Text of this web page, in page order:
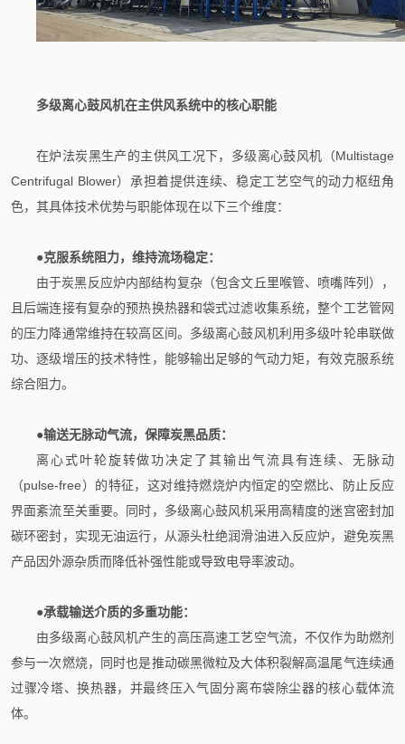
多级离心鼓风机在主供风系统中的核心职能
在炉法炭黑生产的主供风工况下，多级离心鼓风机（Multistage
Centrifugal Blower）承担着提供连续、稳定工艺空气的动力枢纽角
色，其具体技术优势与职能体现在以下三个维度：
●克服系统阻力，维持流场稳定：
由于炭黑反应炉内部结构复杂（包含文丘里喉管、喷嘴阵列），
且后端连接有复杂的预热换热器和袋式过滤收集系统，整个工艺管网
的压力降通常维持在较高区间。多级离心鼓风机利用多级叶轮串联做
功、逐级增压的技术特性，能够输出足够的气动力矩，有效克服系统
综合阻力。
●输送无脉动气流，保障炭黑品质：
离心式叶轮旋转做功决定了其输出气流具有连续、无脉动
（pulse-free）的特征，这对维持燃烧炉内恒定的空燃比、防止反应
界面紊流至关重要。同时，多级离心鼓风机采用高精度的迷宫密封加
碳环密封，实现无油运行，从源头杜绝润滑油进入反应炉，避免炭黑
产品因外源杂质而降低补强性能或导致电导率波动。
●承载输送介质的多重功能：
由多级离心鼓风机产生的高压高速工艺空气流，不仅作为助燃剂
参与一次燃烧，同时也是推动碳黑微粒及大体积裂解高温尾气连续通
过骤冷塔、换热器，并最终压入气固分离布袋除尘器的核心载体流
体。